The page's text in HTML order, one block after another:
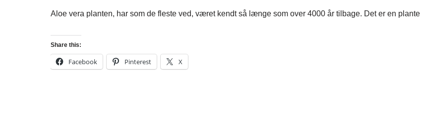
Aloe vera planten, har som de fleste ved, været kendt så længe som over 4000 år tilbage. Det er en
Share this:
Facebook Pinterest X